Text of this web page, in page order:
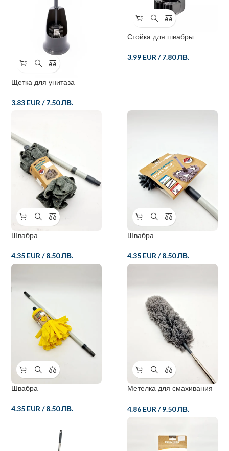
Щетка для унитаза
3.83 EUR /7.50 ЛВ.
Стойка для швабры
3.99 EUR /7.80 ЛВ.
Швабра
4.35 EUR /8.50 ЛВ.
Швабра
4.35 EUR /8.50 ЛВ.
Швабра
4.35 EUR /8.50 ЛВ.
Метелка для смахивания
4.86 EUR /9.50 ЛВ.